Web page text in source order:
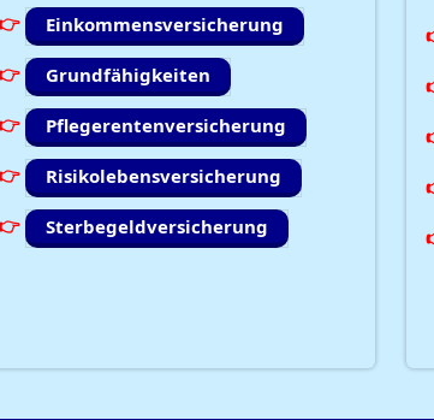
Einkommensversicherung
Grundfähigkeiten
Pflegerentenversicherung
Risikolebensversicherung
Sterbegeldversicherung